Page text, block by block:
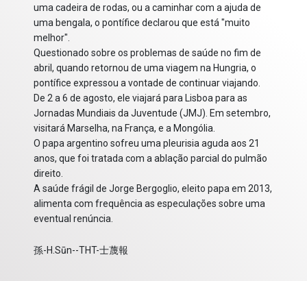
uma cadeira de rodas, ou a caminhar com a ajuda de
uma bengala, o pontífice declarou que está "muito
melhor".
Questionado sobre os problemas de saúde no fim de
abril, quando retornou de uma viagem na Hungria, o
pontífice expressou a vontade de continuar viajando.
De 2 a 6 de agosto, ele viajará para Lisboa para as
Jornadas Mundiais da Juventude (JMJ). Em setembro,
visitará Marselha, na França, e a Mongólia.
O papa argentino sofreu uma pleurisia aguda aos 21
anos, que foi tratada com a ablação parcial do pulmão
direito.
A saúde frágil de Jorge Bergoglio, eleito papa em 2013,
alimenta com frequência as especulações sobre uma
eventual renúncia.
孫-H.Sūn--THT-士蔑報